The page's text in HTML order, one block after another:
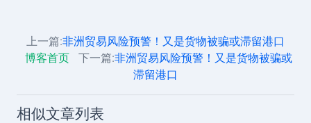
上一篇:非洲贸易风险预警！又是货物被骗或滞留港口
博客首页
下一篇:非洲贸易风险预警！又是货物被骗或
滞留港口
相似文章列表